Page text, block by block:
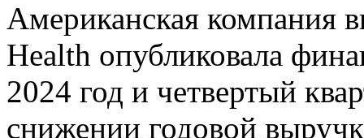
Американская компания
Health опубликовала
2024 год и четвертый
снижении годовой